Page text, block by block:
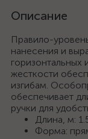
Описание
Правило-
нанесения и
горизонтальных
жесткости
изгибам.
обеспечивает
ручки для
Длина, м:
Форма: